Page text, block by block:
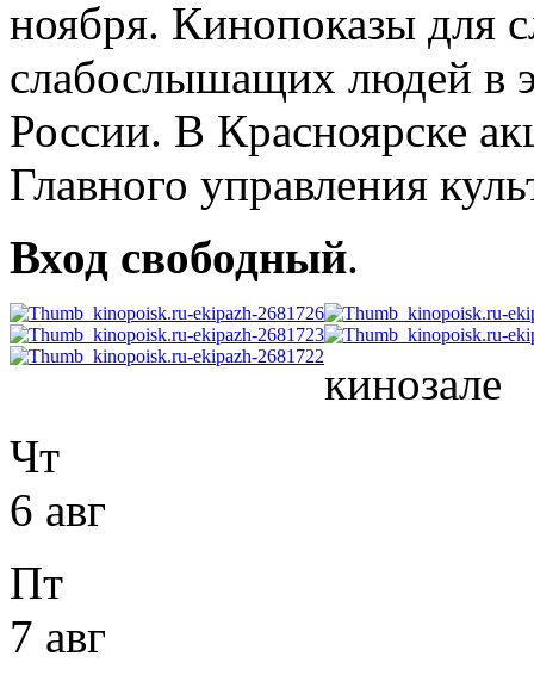
ноября. Кинопоказы для
слабослышащих людей в
России. В Красноярске
Главного управления
Вход свободный.
кинозале
Чт
6 авг
Пт
7 авг